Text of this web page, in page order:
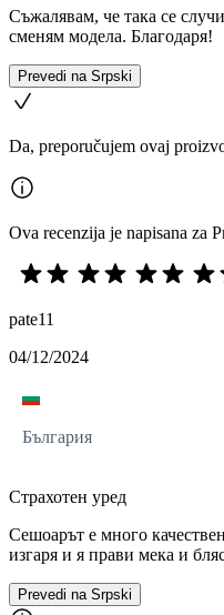
Съжалявам, че така се
сменям модела. Благодаря!
Prevedi na Srpski
Da, preporučujem ovaj
Ova recenzija je napisana za
pate11
04/12/2024
България
Страхотен уред
Сешоарът е много
изгаря и я прави мека и
Prevedi na Srpski